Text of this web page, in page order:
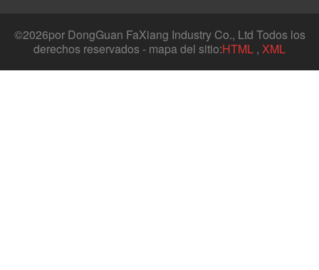
©2026por DongGuan FaXiang Industry Co., Ltd Todos los
derechos reservados - mapa del sitio:HTML , XML